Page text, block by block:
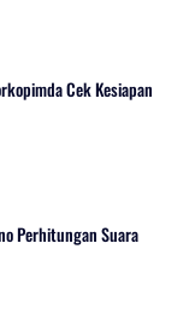
Cek Kesiapan
Perhitungan Suara